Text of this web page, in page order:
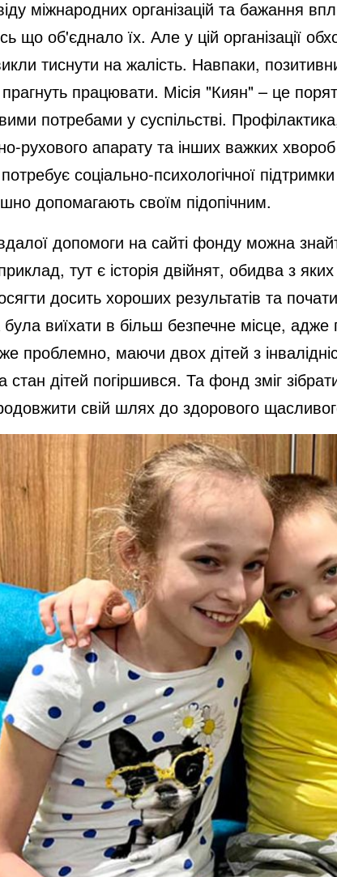
міжнародних організацій та бажання
що об'єднало їх. Але у цій організації
тиснути на жалість. Навпаки,
працювати. Місія "Киян" – це
потребами у суспільстві.
рухового апарату та інших важких хвороб
соціально-психологічної
допомагають своїм підопічним.
допомоги на сайті фонду можна
тут є історія двійнят, обидва з
досить хороших результатів та
виїхати в більш безпечне місце, адже
проблемно, маючи двох дітей з
дітей погіршився. Та фонд зміг
свій шлях до здорового